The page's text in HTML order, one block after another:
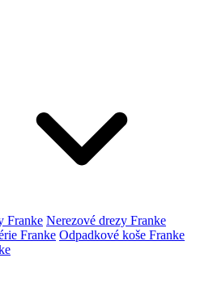
Franke Nerezové drezy Franke
Franke Odpadkové koše Franke